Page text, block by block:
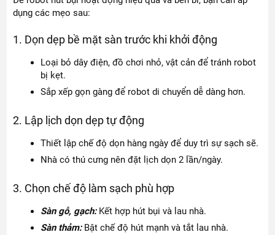
dụng các mẹo sau:
1. Dọn dẹp bề mặt sàn trước khi khởi động
Loại bỏ dây điện, đồ chơi nhỏ, vật cản để tránh robot
bị kẹt.
Sắp xếp gọn gàng để robot di chuyển dễ dàng hơn.
2. Lập lịch dọn dẹp tự động
Thiết lập chế độ dọn hàng ngày để duy trì sự sạch sẽ.
Nhà có thú cưng nên đặt lịch dọn 2 lần/ngày.
3. Chọn chế độ làm sạch phù hợp
Sàn gỗ, gạch:Kết hợp hút bụi và lau nhà.
Sàn thảm:Bật chế độ hút mạnh và tắt lau nhà.